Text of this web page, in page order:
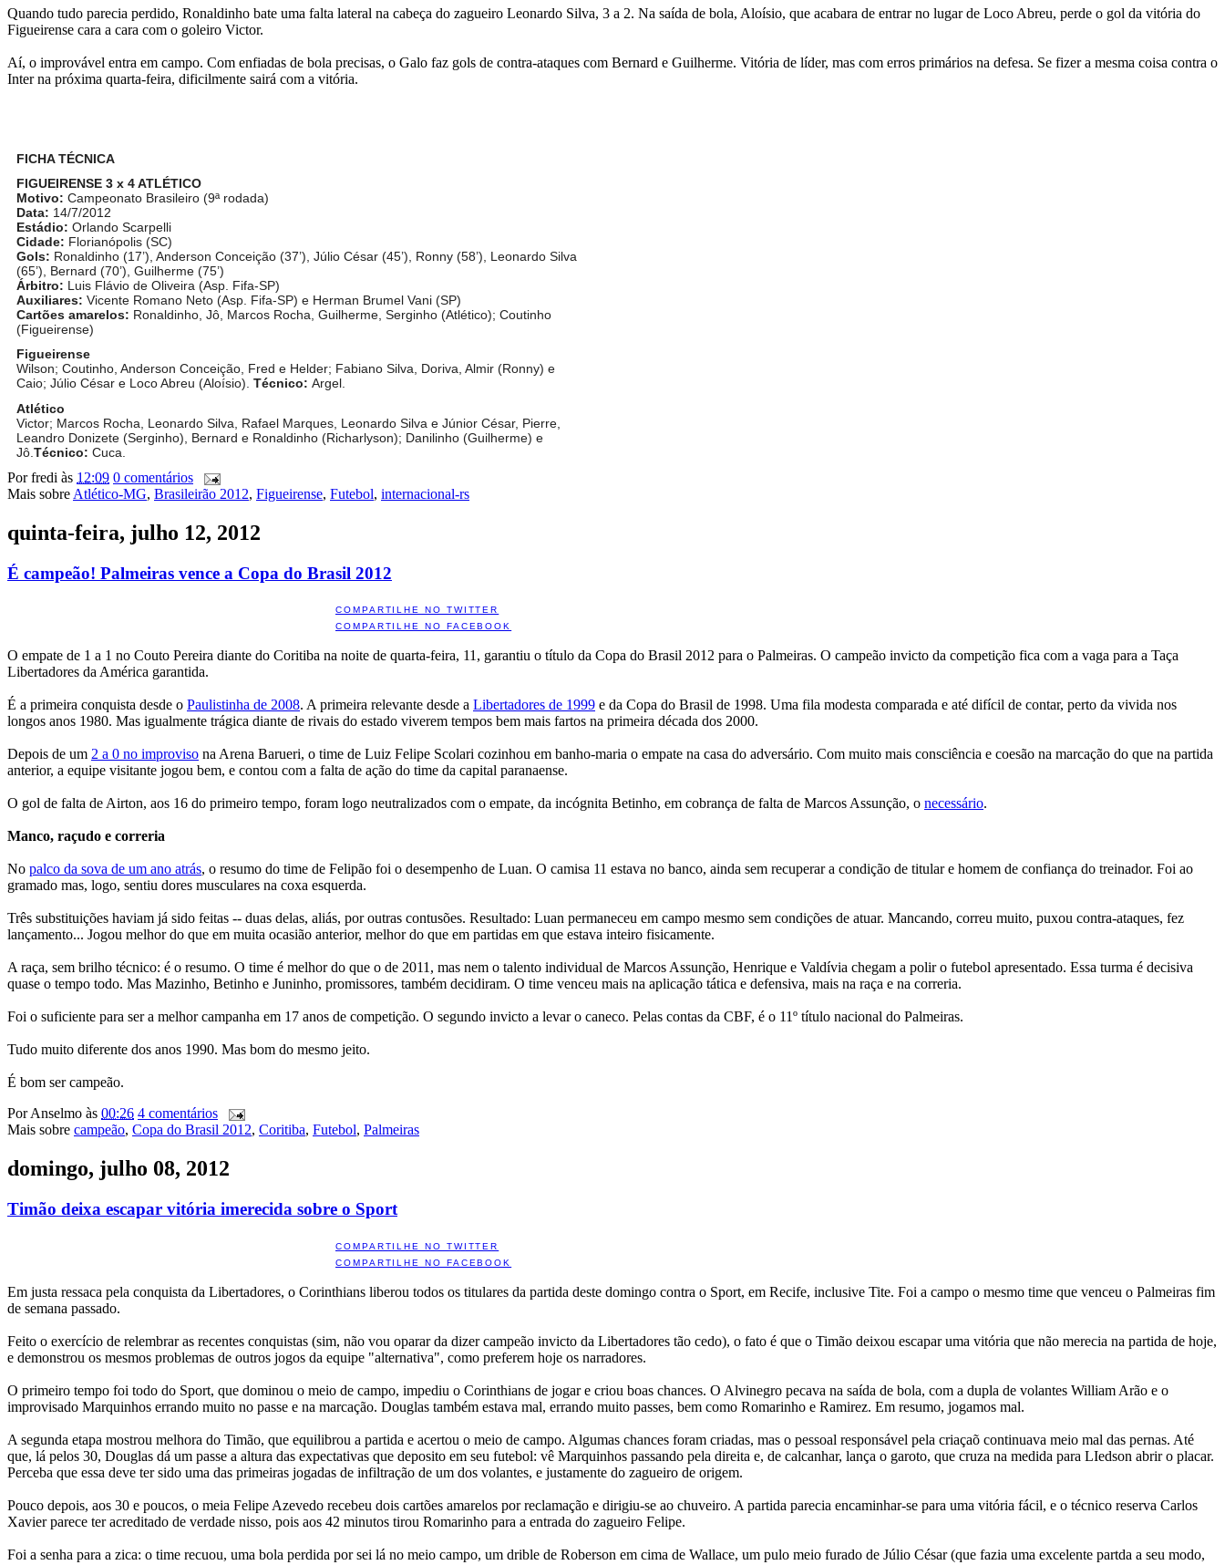
Quando tudo parecia perdido, Ronaldinho bate uma falta lateral na cabeça do zagueiro Leonardo Silva, 3 a 2. Na saída de bola, Aloísio, que acabara de entrar no lugar de Loco Abreu, perde o gol da vitória do
Figueirense cara a cara com o goleiro Victor.
Aí, o improvável entra em campo. Com enfiadas de bola precisas, o Galo faz gols de contra-ataques com Bernard e Guilherme. Vitória de líder, mas com erros primários na defesa. Se fizer a mesma coisa contra o
Inter na próxima quarta-feira, dificilmente sairá com a vitória.
FICHA TÉCNICA
FIGUEIRENSE 3 x 4 ATLÉTICO
Motivo: Campeonato Brasileiro (9ª rodada)
Data: 14/7/2012
Estádio: Orlando Scarpelli
Cidade: Florianópolis (SC)
Gols: Ronaldinho (17’), Anderson Conceição (37’), Júlio César (45’), Ronny (58’), Leonardo Silva
(65’), Bernard (70’), Guilherme (75’)
Árbitro: Luis Flávio de Oliveira (Asp. Fifa-SP)
Auxiliares: Vicente Romano Neto (Asp. Fifa-SP) e Herman Brumel Vani (SP)
Cartões amarelos: Ronaldinho, Jô, Marcos Rocha, Guilherme, Serginho (Atlético); Coutinho
(Figueirense)
Figueirense
Wilson; Coutinho, Anderson Conceição, Fred e Helder; Fabiano Silva, Doriva, Almir (Ronny) e
Caio; Júlio César e Loco Abreu (Aloísio). Técnico: Argel.
Atlético
Victor; Marcos Rocha, Leonardo Silva, Rafael Marques, Leonardo Silva e Júnior César, Pierre,
Leandro Donizete (Serginho), Bernard e Ronaldinho (Richarlyson); Danilinho (Guilherme) e
Jô. Técnico: Cuca.
Porfredi às 12:09 0 comentários
Mais sobre Atlético-MG, Brasileirão 2012, Figueirense, Futebol, internacional-rs
quinta-feira, julho 12, 2012
É campeão! Palmeiras vence a Copa do Brasil 2012
COMPARTILHE NO TWITTER
COMPARTILHE NO FACEBOOK
O empate de 1 a 1 no Couto Pereira diante do Coritiba na noite de quarta-feira, 11, garantiu o título da Copa do Brasil 2012 para o Palmeiras. O campeão invicto da competição fica com a vaga para a Taça
Libertadores da América garantida.
É a primeira conquista desde o Paulistinha de 2008. A primeira relevante desde a Libertadores de 1999 e da Copa do Brasil de 1998. Uma fila modesta comparada e até difícil de contar, perto da vivida nos
longos anos 1980. Mas igualmente trágica diante de rivais do estado viverem tempos bem mais fartos na primeira década dos 2000.
Depois de um 2 a 0 no improviso na Arena Barueri, o time de Luiz Felipe Scolari cozinhou em banho-maria o empate na casa do adversário. Com muito mais consciência e coesão na marcação do que na partida
anterior, a equipe visitante jogou bem, e contou com a falta de ação do time da capital paranaense.
O gol de falta de Airton, aos 16 do primeiro tempo, foram logo neutralizados com o empate, da incógnita Betinho, em cobrança de falta de Marcos Assunção, o necessário.
Manco, raçudo e correria
No palco da sova de um ano atrás, o resumo do time de Felipão foi o desempenho de Luan. O camisa 11 estava no banco, ainda sem recuperar a condição de titular e homem de confiança do treinador. Foi ao
gramado mas, logo, sentiu dores musculares na coxa esquerda.
Três substituições haviam já sido feitas -- duas delas, aliás, por outras contusões. Resultado: Luan permaneceu em campo mesmo sem condições de atuar. Mancando, correu muito, puxou contra-ataques, fez
lançamento... Jogou melhor do que em muita ocasião anterior, melhor do que em partidas em que estava inteiro fisicamente.
A raça, sem brilho técnico: é o resumo. O time é melhor do que o de 2011, mas nem o talento individual de Marcos Assunção, Henrique e Valdívia chegam a polir o futebol apresentado. Essa turma é decisiva
quase o tempo todo. Mas Mazinho, Betinho e Juninho, promissores, também decidiram. O time venceu mais na aplicação tática e defensiva, mais na raça e na correria.
Foi o suficiente para ser a melhor campanha em 17 anos de competição. O segundo invicto a levar o caneco. Pelas contas da CBF, é o 11º título nacional do Palmeiras.
Tudo muito diferente dos anos 1990. Mas bom do mesmo jeito.
É bom ser campeão.
PorAnselmo às 00:26 4 comentários
Mais sobre campeão, Copa do Brasil 2012, Coritiba, Futebol, Palmeiras
domingo, julho 08, 2012
Timão deixa escapar vitória imerecida sobre o Sport
COMPARTILHE NO TWITTER
COMPARTILHE NO FACEBOOK
Em justa ressaca pela conquista da Libertadores, o Corinthians liberou todos os titulares da partida deste domingo contra o Sport, em Recife, inclusive Tite. Foi a campo o mesmo time que venceu o Palmeiras fim
de semana passado.
Feito o exercício de relembrar as recentes conquistas (sim, não vou oparar da dizer campeão invicto da Libertadores tão cedo), o fato é que o Timão deixou escapar uma vitória que não merecia na partida de hoje,
e demonstrou os mesmos problemas de outros jogos da equipe "alternativa", como preferem hoje os narradores.
O primeiro tempo foi todo do Sport, que dominou o meio de campo, impediu o Corinthians de jogar e criou boas chances. O Alvinegro pecava na saída de bola, com a dupla de volantes William Arão e o
improvisado Marquinhos errando muito no passe e na marcação. Douglas também estava mal, errando muito passes, bem como Romarinho e Ramirez. Em resumo, jogamos mal.
A segunda etapa mostrou melhora do Timão, que equilibrou a partida e acertou o meio de campo. Algumas chances foram criadas, mas o pessoal responsável pela criaçaõ continuava meio mal das pernas. Até
que, lá pelos 30, Douglas dá um passe a altura das expectativas que deposito em seu futebol: vê Marquinhos passando pela direita e, de calcanhar, lança o garoto, que cruza na medida para LIedson abrir o placar.
Perceba que essa deve ter sido uma das primeiras jogadas de infiltração de um dos volantes, e justamente do zagueiro de origem.
Pouco depois, aos 30 e poucos, o meia Felipe Azevedo recebeu dois cartões amarelos por reclamação e dirigiu-se ao chuveiro. A partida parecia encaminhar-se para uma vitória fácil, e o técnico reserva Carlos
Xavier parece ter acreditado de verdade nisso, pois aos 42 minutos tirou Romarinho para a entrada do zagueiro Felipe.
Foi a senha para a zica: o time recuou, uma bola perdida por sei lá no meio campo, um drible de Roberson em cima de Wallace, um pulo meio furado de Júlio César (que fazia uma excelente partda a seu modo,